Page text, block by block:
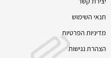
תנאי השימוש
מדיניות הפרטיות
הצהרת נגישות